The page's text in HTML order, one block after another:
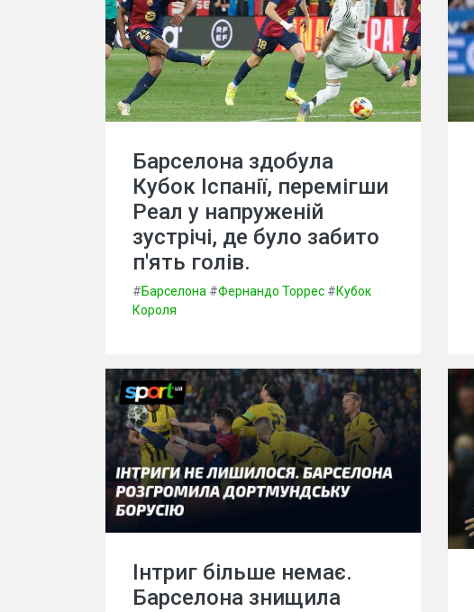
Барселона здобула
Кубок Іспанії, перемігши
Реал у напруженій
зустрічі, де було забито
п'ять голів.
#Барселона #Фернандо Торрес #Кубок
Короля
Інтриг більше немає.
Барселона знищила